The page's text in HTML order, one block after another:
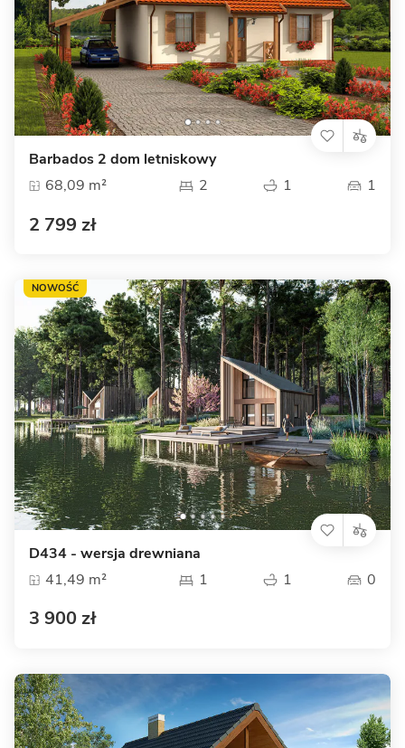
Barbados 2 dom letniskowy
68,09 m²
2 1 1
2 799 zł
D434 - wersja drewniana
41,49 m²
1 1 0
3 900 zł
NOWOŚĆ